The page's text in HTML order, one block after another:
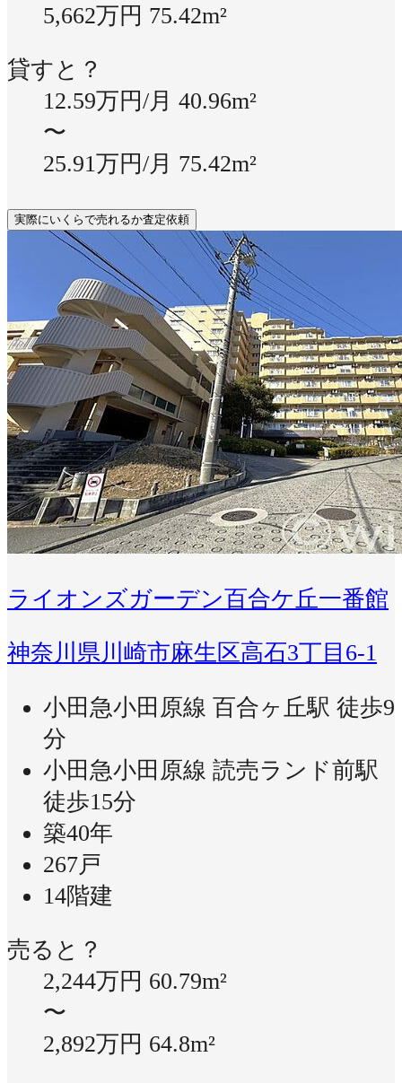
5,662万円 75.42m²
貸すと？
12.59万円/月 40.96m²
〜
25.91万円/月 75.42m²
実際にいくらで売れるか査定依頼
ライオンズガーデン百合ケ丘一番館
神奈川県川崎市麻生区高石3丁目6-1
小田急小田原線 百合ヶ丘駅 徒歩9
分
小田急小田原線 読売ランド前駅
徒歩15分
築40年
267戸
14階建
売ると？
2,244万円 60.79m²
〜
2,892万円 64.8m²